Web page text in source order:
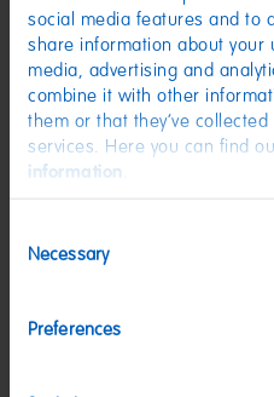
social media features and to
share information about your
media, advertising and
combine it with other
them or that they’ve
services. Here you can find
information
Selection
Necessary
Preferences
Carrageen; Frucht- und
Schwarze Johannisbeere,
Aroma; Holunderbeerextrakt;
MILCH enthalten.
Nährwerte
Nährwerte
davon gesättigte Fettsäuren: